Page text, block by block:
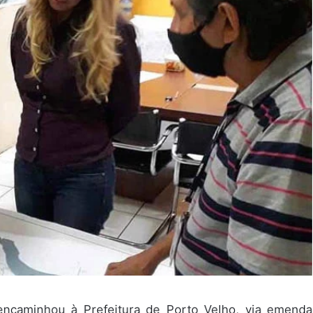
à Prefeitura de Porto Velho, via emenda